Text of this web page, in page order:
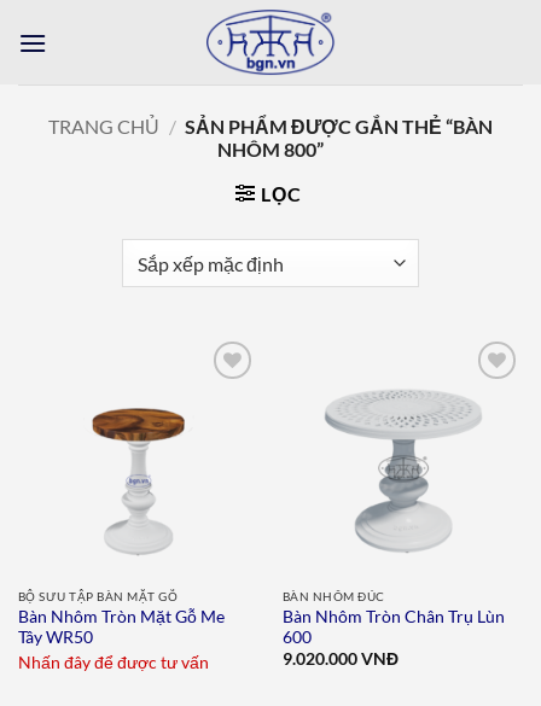
qua
TRANG CHỦ / SẢN PHẨM ĐƯỢC GẮN THẺ “BÀN
NHÔM 800”
LỌC
BỘ SƯU TẬP BÀN MẶT GỖ
Bàn Nhôm Tròn Mặt Gỗ Me
Tây WR50
Nhấn đây để được tư vấn
Add to
wishlist
BÀN NHÔM ĐÚC
Bàn Nhôm Tròn Chân Trụ Lùn
600
9.020.000VNĐ